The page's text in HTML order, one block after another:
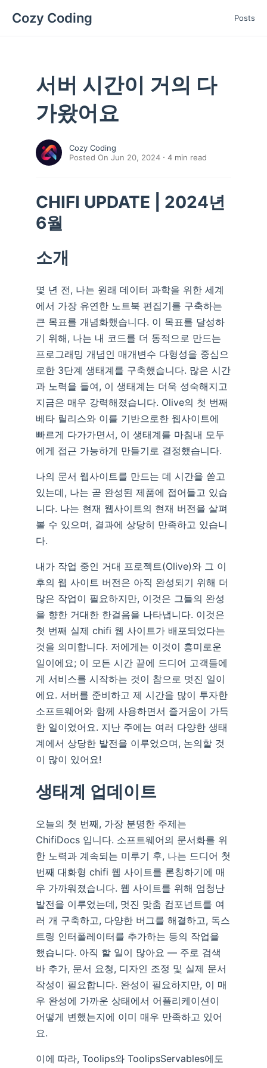
Cozy Coding Posts
서버 시간이 거의 다
가왔어요
Cozy Coding
Posted On Jun 20, 2024
4 min read
CHIFI UPDATE | 2024년
6월
소개
몇 년 전, 나는 원래 데이터 과학을 위한 세계
에서 가장 유연한 노트북 편집기를 구축하는
큰 목표를 개념화했습니다. 이 목표를 달성하
기 위해, 나는 내 코드를 더 동적으로 만드는
프로그래밍 개념인 매개변수 다형성을 중심으
로한 3단계 생태계를 구축했습니다. 많은 시간
과 노력을 들여, 이 생태계는 더욱 성숙해지고
지금은 매우 강력해졌습니다. Olive의 첫 번째
베타 릴리스와 이를 기반으로한 웹사이트에
빠르게 다가가면서, 이 생태계를 마침내 모두
에게 접근 가능하게 만들기로 결정했습니다.
나의 문서 웹사이트를 만드는 데 시간을 쏟고
있는데, 나는 곧 완성된 제품에 접어들고 있습
니다. 나는 현재 웹사이트의 현재 버전을 살펴
볼 수 있으며, 결과에 상당히 만족하고 있습니
다.
내가 작업 중인 거대 프로젝트(Olive)와 그 이
후의 웹 사이트 버전은 아직 완성되기 위해 더
많은 작업이 필요하지만, 이것은 그들의 완성
을 향한 거대한 한걸음을 나타냅니다. 이것은
첫 번째 실제 chifi 웹 사이트가 배포되었다는
것을 의미합니다. 저에게는 이것이 흥미로운
일이에요; 이 모든 시간 끝에 드디어 고객들에
게 서비스를 시작하는 것이 참으로 멋진 일이
에요. 서버를 준비하고 제 시간을 많이 투자한
소프트웨어와 함께 사용하면서 즐거움이 가득
한 일이었어요. 지난 주에는 여러 다양한 생태
계에서 상당한 발전을 이루었으며, 논의할 것
이 많이 있어요!
생태계 업데이트
오늘의 첫 번째, 가장 분명한 주제는
ChifiDocs 입니다. 소프트웨어의 문서화를 위
한 노력과 계속되는 미루기 후, 나는 드디어 첫
번째 대화형 chifi 웹 사이트를 론칭하기에 매
우 가까워졌습니다. 웹 사이트를 위해 엄청난
발전을 이루었는데, 멋진 맞춤 컴포넌트를 여
러 개 구축하고, 다양한 버그를 해결하고, 독스
트링 인터폴레이터를 추가하는 등의 작업을
했습니다. 아직 할 일이 많아요 — 주로 검색
바 추가, 문서 요청, 디자인 조정 및 실제 문서
작성이 필요합니다. 완성이 필요하지만, 이 매
우 완성에 가까운 상태에서 어플리케이션이
어떻게 변했는지에 이미 매우 만족하고 있어
요.
이에 따라, Toolips와 ToolipsServables에도